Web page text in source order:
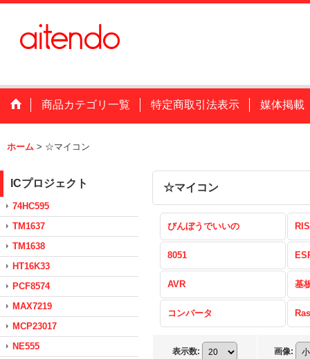
商品カテゴリ一覧 特定商取引法表示 媒体掲載
ホーム > ☆マイコン
ICプロジェクト
74HC595
TM1637
TM1638
HT16K33
PCF8574
MAX7219
MCP23017
NE555
☆マイコン
びんぼうでいいの
8051
AVR 基
コンバータ
表示数: 画像: